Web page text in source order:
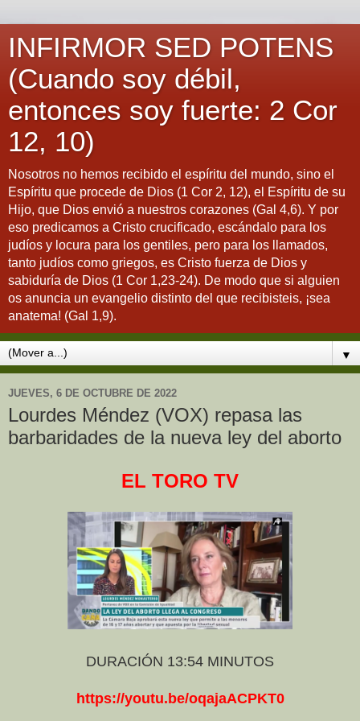
INFIRMOR SED POTENS
(Cuando soy débil,
entonces soy fuerte: 2 Cor
12, 10)
Nosotros no hemos recibido el espíritu del mundo, sino el
Espíritu que procede de Dios (1 Cor 2, 12), el Espíritu de su
Hijo, que Dios envió a nuestros corazones (Gal 4,6). Y por
eso predicamos a Cristo crucificado, escándalo para los
judíos y locura para los gentiles, pero para los llamados,
tanto judíos como griegos, es Cristo fuerza de Dios y
sabiduría de Dios (1 Cor 1,23-24). De modo que si alguien
os anuncia un evangelio distinto del que recibisteis, ¡sea
anatema! (Gal 1,9).
▼
JUEVES, 6 DE OCTUBRE DE 2022
Lourdes Méndez (VOX) repasa las
barbaridades de la nueva ley del aborto
EL TORO TV
DURACIÓN 13:54 MINUTOS
https://youtu.be/oqajaACPKT0